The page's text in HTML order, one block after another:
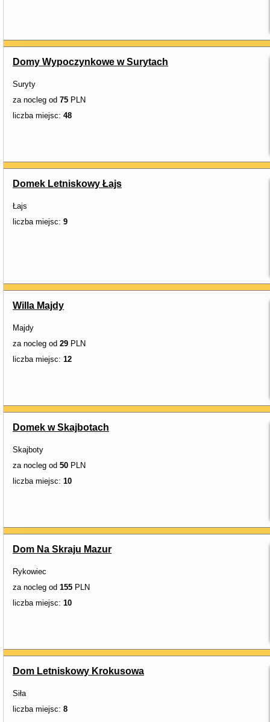
Domy Wypoczynkowe w Surytach
Suryty
za nocleg od 75 PLN
liczba miejsc: 48
Domek Letniskowy Łajs
Łajs
liczba miejsc: 9
Willa Majdy
Majdy
za nocleg od 29 PLN
liczba miejsc: 12
Domek w Skajbotach
Skajboty
za nocleg od 50 PLN
liczba miejsc: 10
Dom Na Skraju Mazur
Rykowiec
za nocleg od 155 PLN
liczba miejsc: 10
Dom Letniskowy Krokusowa
Siła
liczba miejsc: 8